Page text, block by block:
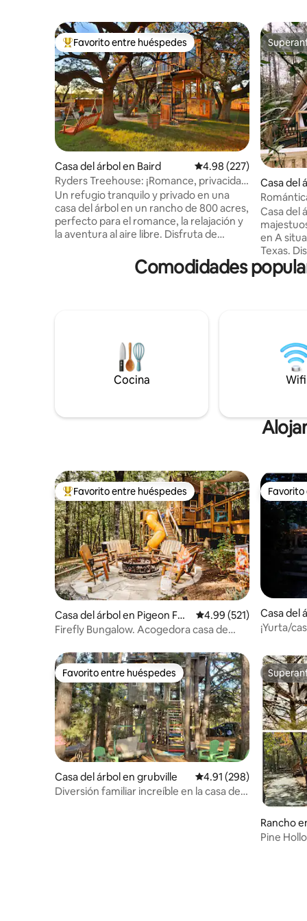
Favorito entre huéspedes preferido
Favorito entre huéspedes
Casa del árbol en Baird Calificación promedio:
4.98 (227)
Ryders Treehouse: ¡Romance, privacidad
y pesca!
Un refugio tranquilo y privado en una
casa del árbol en un rancho de 800 acres,
perfecto para el romance, la relajación y
la aventura al aire libre. Disfruta de
atardeceres y contemplar las estrellas en
total aislamiento. Observa la vida
Disfruta de una acogedora ducha al aire
libre/vino de cortesía. ¿Necesitas más
espacio? Visita nuestra casa del árbol
Casa del
Casa del
en A
Texas. Disfruta del entorno perfecto
para un
boscosa
al aire
y un pozo
en una
Comodidades
Cocina Wifi
Favorito entre huéspedes preferido
Favorito entre huéspedes
Casa del árbol en Pigeon For
ge
Calificación promedio:
4.99 (521)
Firefly Bungalow. Acogedora casa de
Casa del
¡Yurta/
Favorito entre huéspedes
Favorito entre huéspedes
Casa del árbol en grubville Calificación promedio:
4.91 (298)
Diversión familiar increíble en la casa del
Rancho
Pine